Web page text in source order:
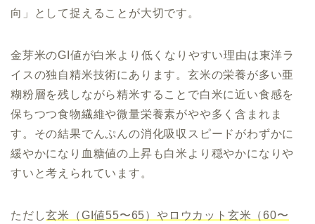
向」として捉えることが大切です。
金芽米のGI値が白米より低くなりやすい理由は東洋ラ
イスの独自精米技術にあります。玄米の栄養が多い亜
糊粉層を残しながら精米することで白米に近い食感を
保ちつつ食物繊維や微量栄養素がやや多く含まれま
す。その結果でんぷんの消化吸収スピードがわずかに
緩やかになり血糖値の上昇も白米より穏やかになりや
すいと考えられています。
ただし玄米（GI値55〜65）やロウカット玄米（60〜